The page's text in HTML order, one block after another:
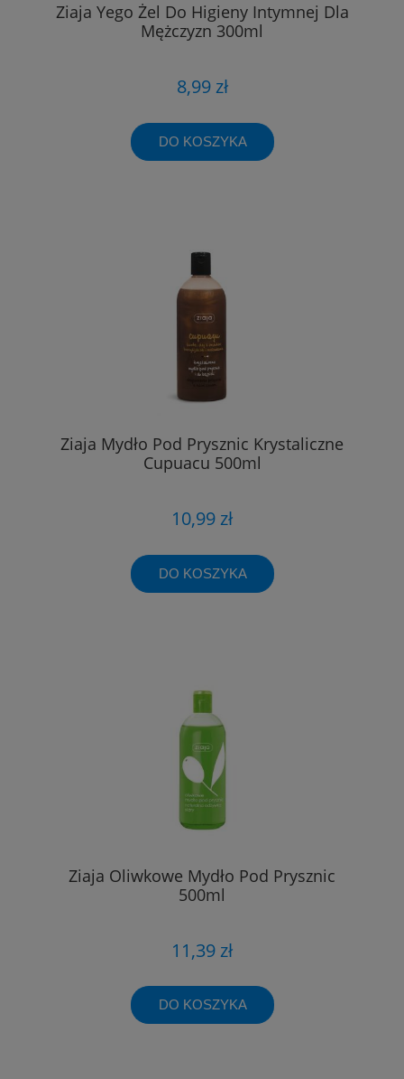
Ziaja Yego Żel Do Higieny Intymnej Dla
Mężczyzn 300ml
8,99 zł
DO KOSZYKA
Ziaja Mydło Pod Prysznic Krystaliczne
Cupuacu 500ml
10,99 zł
DO KOSZYKA
Ziaja Oliwkowe Mydło Pod Prysznic
500ml
11,39 zł
DO KOSZYKA